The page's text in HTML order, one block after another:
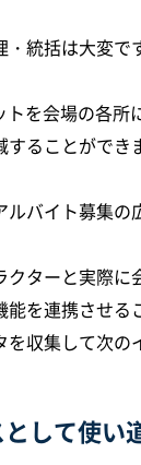
統括は大変で
を会場の各所
ることができ
バイト募集の
ターと実際に
を連携させる
収集して次の
して使い